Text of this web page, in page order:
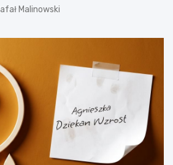
Malinowski